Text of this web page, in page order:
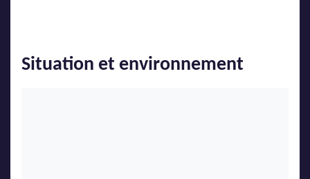
Situation et environnement